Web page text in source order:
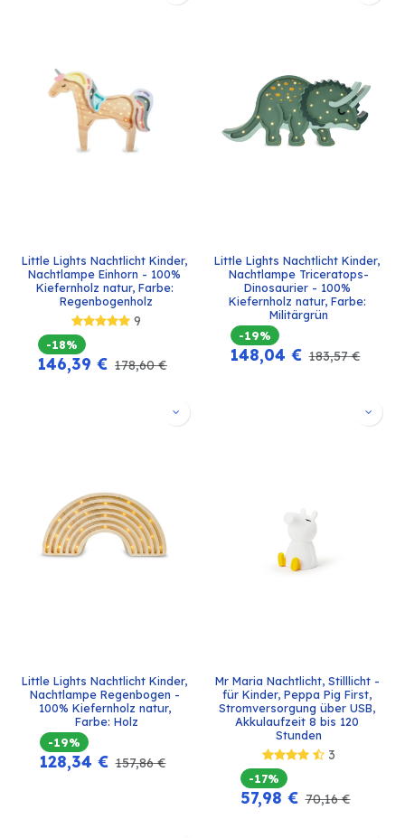
Little Lights Nachtlicht Kinder,
Nachtlampe Einhorn - 100%
Kiefernholz natur, Farbe:
Regenbogenholz
9
-18%
146,39 € 178,60€
Little Lights Nachtlicht Kinder,
Nachtlampe Triceratops-
Dinosaurier - 100%
Kiefernholz natur, Farbe:
Militärgrün
-19%
148,04 € 183,57€
Little Lights Nachtlicht Kinder,
Nachtlampe Regenbogen -
100% Kiefernholz natur,
Farbe: Holz
-19%
128,34 € 157,86€
Mr Maria Nachtlicht, Stilllicht -
für Kinder, Peppa Pig First,
Stromversorgung über USB,
Akkulaufzeit 8 bis 120
Stunden
3
-17%
57,98 € 70,16€